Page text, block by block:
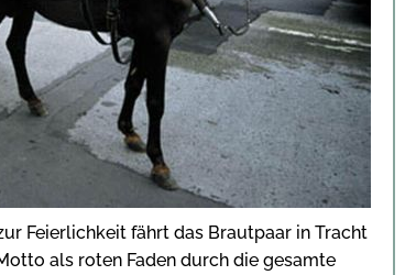
Feierlichkeit fährt das Brautpaar in Tracht
als roten Faden durch die gesamte